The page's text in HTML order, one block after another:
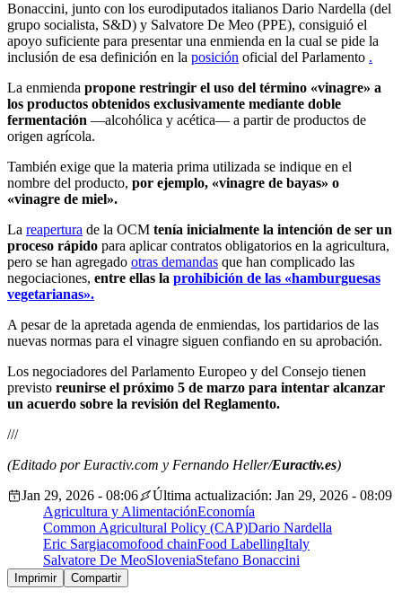
Bonaccini, junto con los eurodiputados italianos Dario Nardella (del
grupo socialista, S&D) y Salvatore De Meo (PPE), consiguió el
apoyo suficiente para presentar una enmienda en la cual se pide la
inclusión de esa definición en la posición oficial del Parlamento .
La enmienda propone restringir el uso del término «vinagre» a
los productos obtenidos exclusivamente mediante doble
fermentación —alcohólica y acética— a partir de productos de
origen agrícola.
También exige que la materia prima utilizada se indique en el
nombre del producto, por ejemplo, «vinagre de bayas» o
«vinagre de miel».
La reapertura de la OCM tenía inicialmente la intención de ser un
proceso rápido para aplicar contratos obligatorios en la agricultura,
pero se han agregado otras demandas que han complicado las
negociaciones, entre ellas la prohibición de las «hamburguesas
vegetarianas».
A pesar de la apretada agenda de enmiendas, los partidarios de las
nuevas normas para el vinagre siguen confiando en su aprobación.
Los negociadores del Parlamento Europeo y del Consejo tienen
previsto reunirse el próximo 5 de marzo para intentar alcanzar
un acuerdo sobre la revisión del Reglamento.
///
(Editado por Euractiv.com y Fernando Heller/Euractiv.es)
Jan 29, 2026 - 08:06
Última actualización: Jan 29, 2026 - 08:09
Agricultura y AlimentaciónEconomía
Common Agricultural Policy (CAP)Dario Nardella
Eric Sargiacomofood chainFood LabellingItaly
Salvatore De MeoSloveniaStefano Bonaccini
Imprimir Compartir